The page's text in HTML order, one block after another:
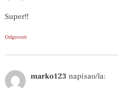
Super!!
Odgovori
marko123 napisao/la: